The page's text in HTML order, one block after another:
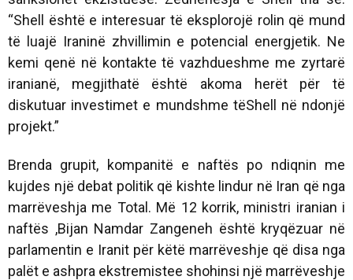
“Shell është e interesuar të eksplorojë rolin që mund
të luajë Iraninë zhvillimin e potencial energjetik. Ne
kemi qenë në kontakte të vazhdueshme me zyrtarë
iranianë, megjithatë është akoma herët për të
diskutuar investimet e mundshme tëShell në ndonjë
projekt.”
Brenda grupit, kompanitë e naftës po ndiqnin me
kujdes një debat politik që kishte lindur në Iran që nga
marrëveshja me Total. Më 12 korrik, ministri iranian i
naftës ,Bijan Namdar Zangeneh është kryqëzuar në
parlamentin e Iranit për këtë marrëveshje që disa nga
palët e ashpra ekstremistee shohinsi një marrëveshje